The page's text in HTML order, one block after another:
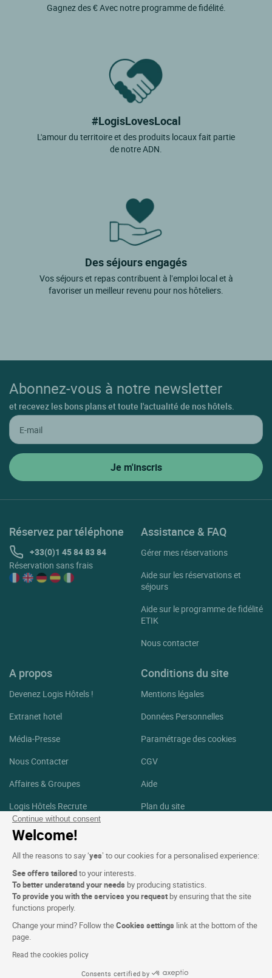
Continue without consent
Welcome!
All the reasons to say ‘yes’ to our cookies for a personalised experience:
See offers tailoredto your interests.
To better understand your needs by producing statistics.
To provide you with the services you request by ensuring that the site
functions properly.
Change your mind? Follow theCookies settings link at the bottom of the
page.
Read the cookies policy
Consents certified by
Gagnez des € Avec notre programme de fidélité.
#LogisLovesLocal
L'amour du territoire et des produits locaux fait partie
de notre ADN.
Des séjours engagés
Vos séjours et repas contribuent à l’emploi local et à
favoriser un meilleur revenu pour nos hôteliers.
Abonnez-vous à notre newsletter
et recevez les bons plans et toute l'actualité de nos hôtels.
Réservez par téléphone
+33(0)1 45 84 83 84
Réservation sans frais
Assistance & FAQ
Gérer mes réservations
Aide sur les réservations et
séjours
Aide sur le programme de fidélité
ETIK
Nous contacter
A propos
Devenez Logis Hôtels !
Extranet hotel
Média-Presse
Nous Contacter
Affaires & Groupes
Logis Hôtels Recrute
Conditions du site
Mentions légales
Données Personnelles
Paramétrage des cookies
CGV
Aide
Plan du site
Suivez-nous
Facebook
Linkedin